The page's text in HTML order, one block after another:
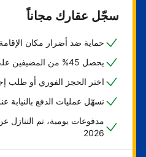
سجّل عقارك مجاناً
حماية ضد أضرار مكان الإقامة تصل
يحصل 45% من المضيفين على حجزهم الأول خلال أسبوع
اختر الحجز الفوري أو طلب
نسهّل عمليات الدفع بالنيابة
مدفوعات يومية، تم التنازل
2026